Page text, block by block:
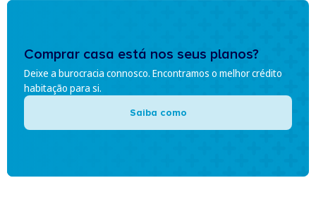
Comprar casa está nos seus planos?
Deixe a burocracia connosco. Encontramos o melhor crédito
habitação para si.
Saiba como